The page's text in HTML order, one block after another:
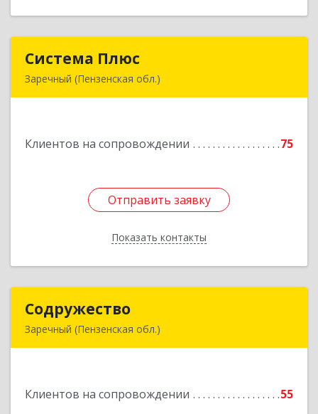
Система Плюс
Заречный (Пензенская обл.)
Клиентов на сопровождении 75
Отправить заявку
Показать контакты
Подробнее
Отправить заявку
Назад
Содружество
Заречный (Пензенская обл.)
Клиентов на сопровождении 55
Подробнее